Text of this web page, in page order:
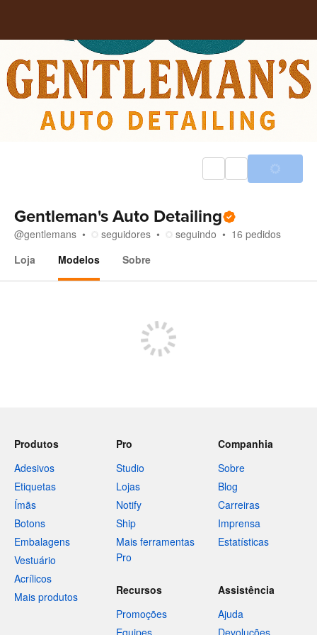
Gentleman's Auto Detailing
@gentlemans seguidores seguindo 16 pedidos
Loja
Modelos Sobre
Produtos
Adesivos
Etiquetas
Ímãs
Botons
Embalagens
Vestuário
Acrílicos
Mais produtos
Pro
Studio
Lojas
Notify
Ship
Mais ferramentas
Pro
Companhia
Sobre
Blog
Carreiras
Imprensa
Estatísticas
Recursos
Promoções
Equipes
Assistência
Ajuda
Devoluções